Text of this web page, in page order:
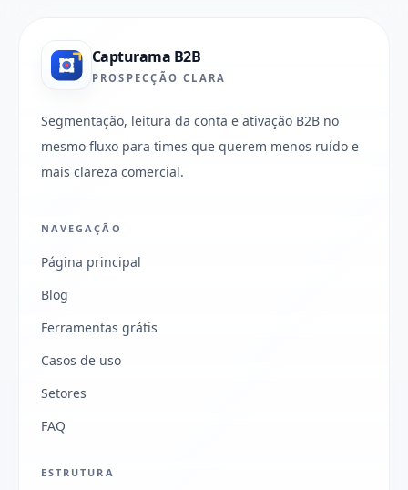
Capturama B2B
PROSPECÇÃO CLARA
Segmentação, leitura da conta e ativação B2B no
mesmo fluxo para times que querem menos ruído e
mais clareza comercial.
NAVEGAÇÃO
Página principal
Blog
Ferramentas grátis
Casos de uso
Setores
FAQ
ESTRUTURA